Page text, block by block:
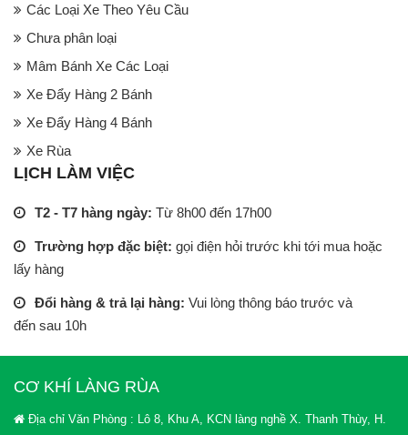
Các Loại Xe Theo Yêu Cầu
Chưa phân loại
Mâm Bánh Xe Các Loại
Xe Đẩy Hàng 2 Bánh
Xe Đẩy Hàng 4 Bánh
Xe Rùa
LỊCH LÀM VIỆC
T2 - T7 hàng ngày: Từ 8h00 đến 17h00
Trường hợp đặc biệt: gọi điện hỏi trước khi tới mua hoặc
lấy hàng
Đổi hàng & trả lại hàng: Vui lòng thông báo trước và
đến sau 10h
CƠ KHÍ LÀNG RÙA
Địa chỉ Văn Phòng : Lô 8, Khu A, KCN làng nghề X. Thanh Thùy, H.